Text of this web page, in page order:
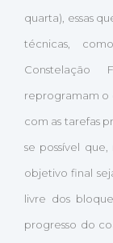
quarta), essas
técnicas,
Constelação
reprogramam o
com as tarefas
se possível que,
objetivo final
livre dos
progresso do